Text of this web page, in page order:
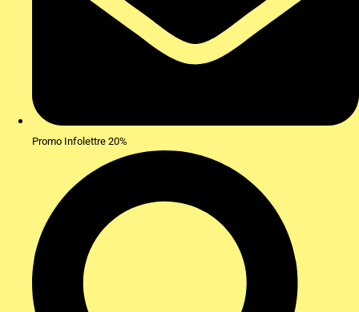
Promo Infolettre 20%